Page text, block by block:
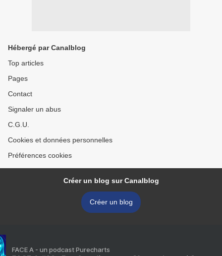
Hébergé par Canalblog
Top articles
Pages
Contact
Signaler un abus
C.G.U.
Cookies et données personnelles
Préférences cookies
Créer un blog sur Canalblog
Créer un blog
FACE A - un podcast Purecharts